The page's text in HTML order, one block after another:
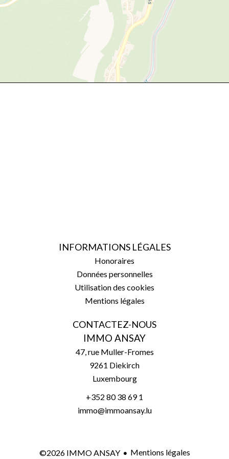
INFORMATIONS LÉGALES
Honoraires
Données personnelles
Utilisation des cookies
Mentions légales
CONTACTEZ-NOUS
IMMO ANSAY
47, rue Muller-Fromes
9261 Diekirch
Luxembourg
+352 80 38 69 1
immo@immoansay.lu
©2026 IMMO ANSAY Mentions légales